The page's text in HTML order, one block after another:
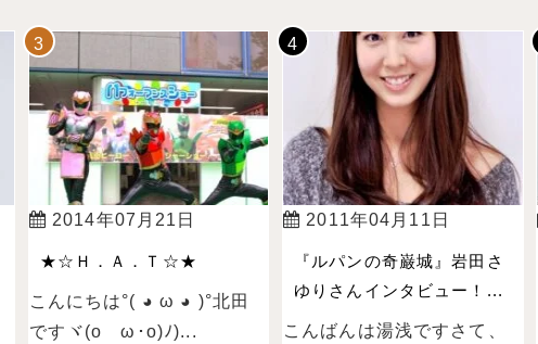
2014年07月21日
★☆Ｈ．Ａ．Ｔ☆★
こんにちは°( ◕ ω ◕ )°北田
ですヾ(oゝω･o)ﾉ)...
2011年04月11日
『ルパンの奇巌城』岩田さ
ゆりさんインタビュー！...
こんばんは湯浅ですさて、